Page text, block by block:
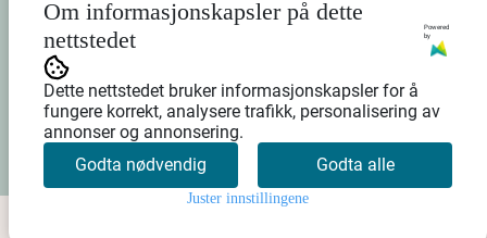
Om informasjonskapsler på dette
nettstedet
Powered
by
Dette nettstedet bruker informasjonskapsler for å
fungere korrekt, analysere trafikk, personalisering av
annonser og annonsering.
Godta nødvendig
Godta alle
Juster innstillingene